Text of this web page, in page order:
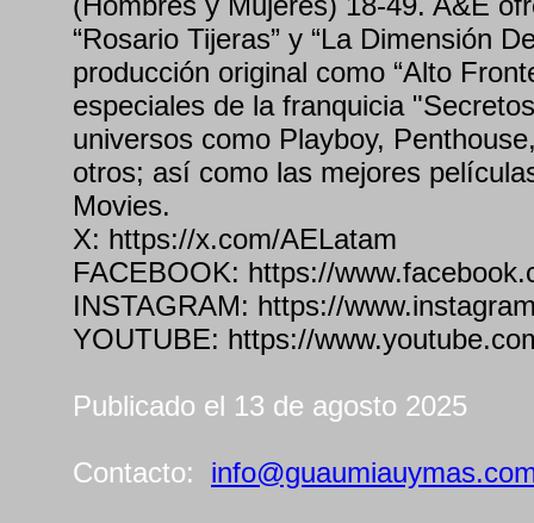
“Rosario Tijeras” y “La Dimensión
producción original como “Alto
especiales de la franquicia
universos como Playboy,
otros; así como las mejores
Movies.
X: https://x.com/AELatam
FACEBOOK: https://
INSTAGRAM: https://
YOUTUBE: https://
Publicado el 13 de agosto 2025
Contacto: